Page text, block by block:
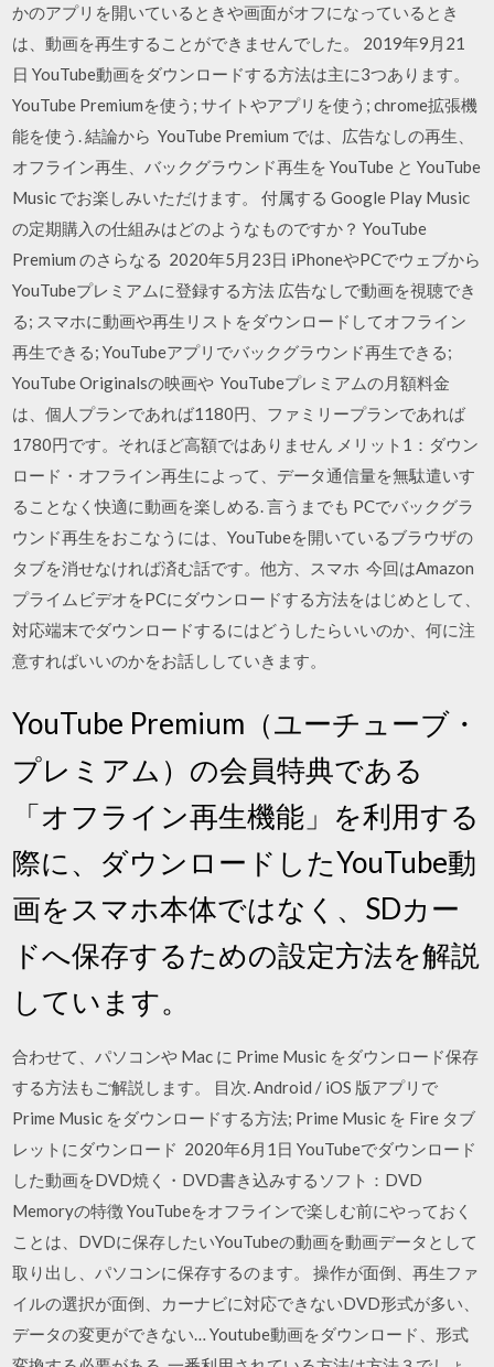
かのアプリを開いているときや画面がオフになっているとき
は、動画を再生することができませんでした。 2019年9月21
日 YouTube動画をダウンロードする方法は主に3つあります。
YouTube Premiumを使う; サイトやアプリを使う; chrome拡張機
能を使う. 結論から YouTube Premium では、広告なしの再生、
オフライン再生、バックグラウンド再生を YouTube と YouTube
Music でお楽しみいただけます。 付属する Google Play Music
の定期購入の仕組みはどのようなものですか？ YouTube
Premium のさらなる 2020年5月23日 iPhoneやPCでウェブから
YouTubeプレミアムに登録する方法 広告なしで動画を視聴でき
る; スマホに動画や再生リストをダウンロードしてオフライン
再生できる; YouTubeアプリでバックグラウンド再生できる;
YouTube Originalsの映画や YouTubeプレミアムの月額料金
は、個人プランであれば1180円、ファミリープランであれば
1780円です。それほど高額ではありません メリット1：ダウン
ロード・オフライン再生によって、データ通信量を無駄遣いす
ることなく快適に動画を楽しめる. 言うまでも PCでバックグラ
ウンド再生をおこなうには、YouTubeを開いているブラウザの
タブを消せなければ済む話です。他方、スマホ 今回はAmazon
プライムビデオをPCにダウンロードする方法をはじめとして、
対応端末でダウンロードするにはどうしたらいいのか、何に注
意すればいいのかをお話ししていきます。
YouTube Premium（ユーチューブ・
プレミアム）の会員特典である
「オフライン再生機能」を利用する
際に、ダウンロードしたYouTube動
画をスマホ本体ではなく、SDカー
ドへ保存するための設定方法を解説
しています。
合わせて、パソコンや Mac に Prime Music をダウンロード保存
する方法もご解説します。 目次. Android / iOS 版アプリで
Prime Music をダウンロードする方法; Prime Music を Fire タブ
レットにダウンロード 2020年6月1日 YouTubeでダウンロード
した動画をDVD焼く・DVD書き込みするソフト：DVD
Memoryの特徴 YouTubeをオフラインで楽しむ前にやっておく
ことは、DVDに保存したいYouTubeの動画を動画データとして
取り出し、パソコンに保存するのます。 操作が面倒、再生ファ
イルの選択が面倒、カーナビに対応できないDVD形式が多い、
データの変更ができない… Youtube動画をダウンロード、形式